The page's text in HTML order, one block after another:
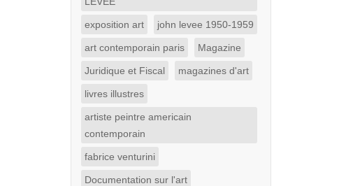
exposition art john levee 1950-1959
art contemporain paris Magazine
Juridique et Fiscal magazines d'art
livres illustres
artiste peintre americain
contemporain
fabrice venturini
Documentation sur l'art